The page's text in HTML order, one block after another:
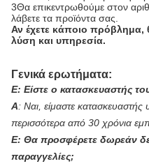
3Θα επικεντρωθούμε στον
λάβετε τα προϊόντα σας.
Αν έχετε κάποιο
λύση και υπηρεσία.
Γενικά ερωτήματα:
Ε: Είστε ο κατασκευαστής
Α: Ναι, είμαστε κατασκευαστής
περισσότερα από 30 χρόνια
Ε: Θα προσφέρετε δωρεάν
παραγγελίες;